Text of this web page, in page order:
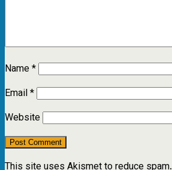
Name*
Email*
Website